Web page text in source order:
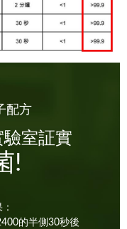
配方
驗室証實
!
的半側30秒後